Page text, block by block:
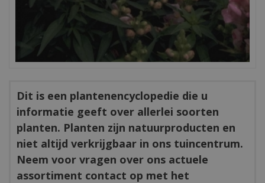
Dit is een plantenencyclopedie die u
informatie geeft over allerlei soorten
planten. Planten zijn natuurproducten en
niet altijd verkrijgbaar in ons tuincentrum.
Neem voor vragen over ons actuele
assortiment contact op met het